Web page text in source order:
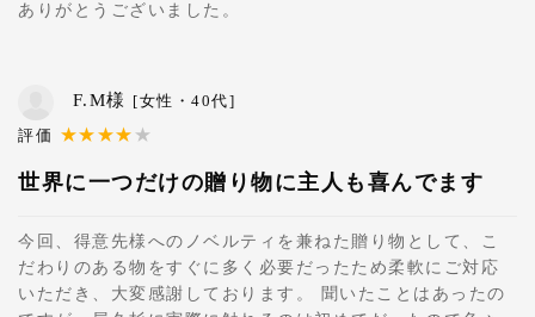
ありがとうございました。
F.M様 [女性・40代]
世界に一つだけの贈り物に主人も喜んでます
今回、得意先様へのノベルティを兼ねた贈り物として、こ
だわりのある物をすぐに多く必要だったため柔軟にご対応
いただき、大変感謝しております。 聞いたことはあったの